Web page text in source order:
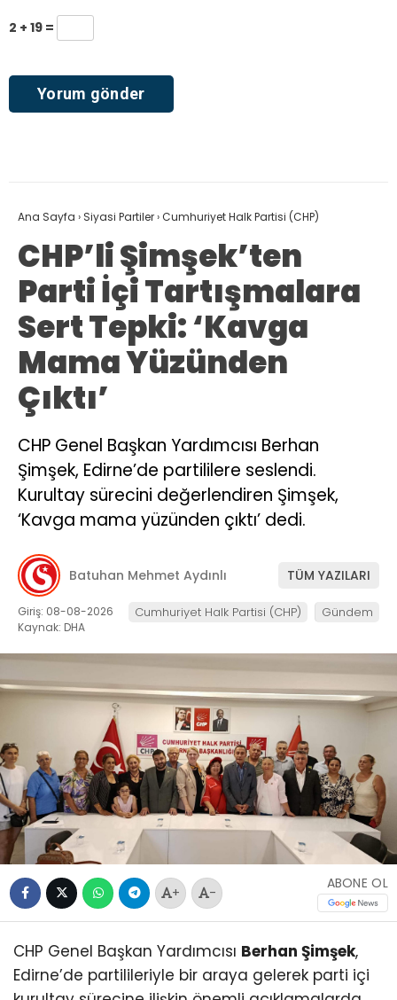
2 + 19 =
Ana Sayfa › Siyasi Partiler›Cumhuriyet Halk Partisi (CHP)
CHP’li Şimşek’ten
Parti İçi Tartışmalara
Sert Tepki: ‘Kavga
Mama Yüzünden
Çıktı’
CHP Genel Başkan Yardımcısı Berhan
Şimşek, Edirne’de partililere seslendi.
Kurultay sürecini değerlendiren Şimşek,
‘Kavga mama yüzünden çıktı’ dedi.
Batuhan Mehmet Aydınlı TÜM YAZILARI
Giriş: 08-08-2026
Kaynak: DHA
Cumhuriyet Halk Partisi (CHP) Gündem
+ -
ABONE OL
CHP Genel Başkan Yardımcısı Berhan Şimşek,
Edirne’de partilileriyle bir araya gelerek parti içi